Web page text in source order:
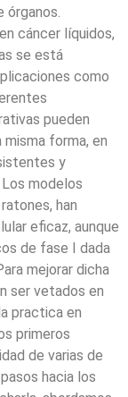
órganos.
cáncer líquidos,
se está
como
pueden
forma, en
y
modelos
han
eficaz, aunque
de fase I dada
mejorar dicha
ser vetados en
practica en
primeros
de varias de
hacia los